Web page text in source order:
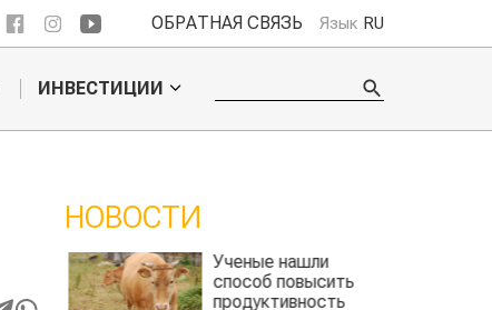
ОБРАТНАЯ СВЯЗЬ Язык RU
ИНВЕСТИЦИИ
НОВОСТИ
Ученые нашли
способ повысить
продуктивность